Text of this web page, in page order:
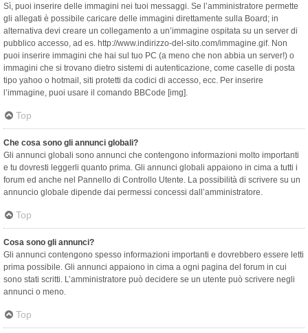
Sì, puoi inserire delle immagini nei tuoi messaggi. Se l’amministratore permette
gli allegati è possibile caricare delle immagini direttamente sulla Board; in
alternativa devi creare un collegamento a un’immagine ospitata su un server di
pubblico accesso, ad es. http://www.indirizzo-del-sito.com/immagine.gif. Non
puoi inserire immagini che hai sul tuo PC (a meno che non abbia un server!) o
immagini che si trovano dietro sistemi di autenticazione, come caselle di posta
tipo yahoo o hotmail, siti protetti da codici di accesso, ecc. Per inserire
l’immagine, puoi usare il comando BBCode [img].
Top
Che cosa sono gli annunci globali?
Gli annunci globali sono annunci che contengono informazioni molto importanti
e tu dovresti leggerli quanto prima. Gli annunci globali appaiono in cima a tutti i
forum ed anche nel Pannello di Controllo Utente. La possibilità di scrivere su un
annuncio globale dipende dai permessi concessi dall’amministratore.
Top
Cosa sono gli annunci?
Gli annunci contengono spesso informazioni importanti e dovrebbero essere letti
prima possibile. Gli annunci appaiono in cima a ogni pagina del forum in cui
sono stati scritti. L’amministratore può decidere se un utente può scrivere negli
annunci o meno.
Top